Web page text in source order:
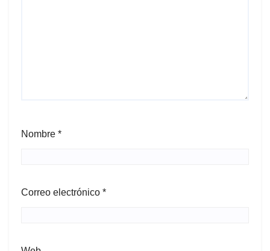
Nombre *
Correo electrónico *